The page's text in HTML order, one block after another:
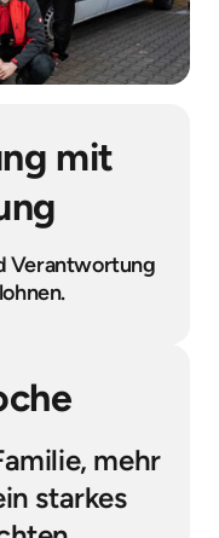
mit
Verantwortung
mehr
starkes